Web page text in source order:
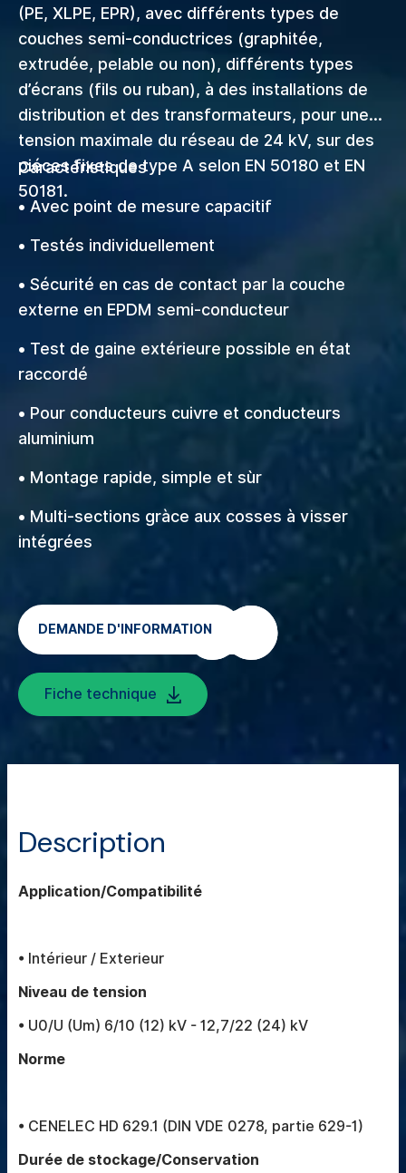
(PE, XLPE, EPR), avec différents types de
couches semi-conductrices (graphitée,
extrudée, pelable ou non), différents types
d’écrans (fils ou ruban), à des installations de
distribution et des transformateurs, pour une
tension maximale du réseau de 24 kV, sur des
piéces fixes de type A selon EN 50180 et EN
50181.
Caractéristiques
• Avec point de mesure capacitif
• Testés individuellement
• Sécurité en cas de contact par la couche
externe en EPDM semi-conducteur
• Test de gaine extérieure possible en état
raccordé
• Pour conducteurs cuivre et conducteurs
aluminium
• Montage rapide, simple et sùr
• Multi-sections gràce aux cosses à visser
intégrées
DEMANDE D'INFORMATION
Fiche technique
Description
Application/Compatibilité
• Intérieur / Exterieur
Niveau de tension
• U0/U (Um) 6/10 (12) kV - 12,7/22 (24) kV
Norme
• CENELEC HD 629.1 (DIN VDE 0278, partie 629-1)
Durée de stockage/Conservation